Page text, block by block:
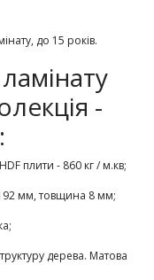
до 15 років.
-
плити - 860 кг / м.кв;
мм, товщина 8 мм;
дерева. Матова